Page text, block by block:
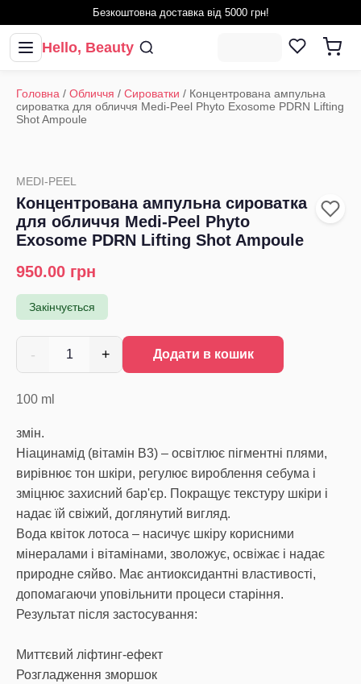
Безкоштовна доставка від 5000 грн!
Hello, Beauty
Головна / Обличчя / Сироватки / Концентрована ампульна
сироватка для обличчя Medi-Peel Phyto Exosome PDRN Lifting
Shot Ampoule
MEDI-PEEL
Концентрована ампульна сироватка
для обличчя Medi-Peel Phyto
Exosome PDRN Lifting Shot Ampoule
950.00 грн
Закінчується
- 1 + Додати в кошик
100 ml
змін.
Ніацинамід (вітамін B3) – освітлює пігментні плями,
вирівнює тон шкіри, регулює вироблення себума і
зміцнює захисний бар'єр. Покращує текстуру шкіри і
надає їй свіжий, доглянутий вигляд.
Вода квіток лотоса – насичує шкіру корисними
мінералами і вітамінами, зволожує, освіжає і надає
природне сяйво. Має антиоксидантні властивості,
допомагаючи уповільнити процеси старіння.
Результат після застосування:
Миттєвий ліфтинг-ефект
Розгладження зморшок